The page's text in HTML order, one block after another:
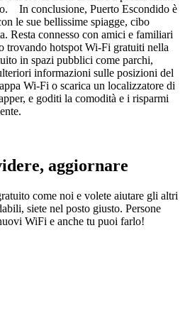
In conclusione, Puerto Escondido è
le sue bellissime spiagge, cibo
Resta connesso con amici e familiari
trovando hotspot Wi-Fi gratuiti nella
in spazi pubblici come parchi,
informazioni sulle posizioni del
Wi-Fi o scarica un localizzatore di
e goditi la comodità e i risparmi
aggiornare
come noi e volete aiutare gli altri
siete nel posto giusto. Persone
WiFi e anche tu puoi farlo!